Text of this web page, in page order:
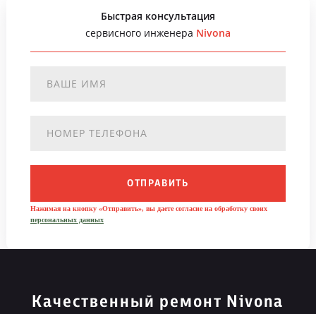
Быстрая консультация
сервисного инженера Nivona
ОТПРАВИТЬ
Нажимая на кнопку «Отправить», вы даете согласие на обработку своих
персональных данных
Качественный ремонт Nivona